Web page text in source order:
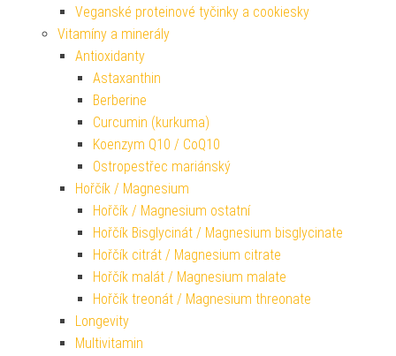
Veganské proteinové tyčinky a cookiesky
Vitamíny a minerály
Antioxidanty
Astaxanthin
Berberine
Curcumin (kurkuma)
Koenzym Q10 / CoQ10
Ostropestřec mariánský
Hořčík / Magnesium
Hořčík / Magnesium ostatní
Hořčík Bisglycinát / Magnesium bisglycinate
Hořčík citrát / Magnesium citrate
Hořčík malát / Magnesium malate
Hořčík treonát / Magnesium threonate
Longevity
Multivitamin